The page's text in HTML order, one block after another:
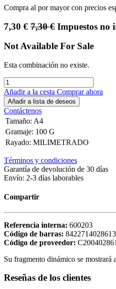
Compra al por mayor con precios
7,30 € 7,30€ Impuestos no
Not Available For Sale
Esta combinación no existe.
Añadir a la cesta Comprar ahora
Añadir a lista de deseos
Contáctenos
Tamaño: A4
Gramaje: 100 G
Rayado: MILIMETRADO
Términos y condiciones
Garantía de devolución de 30 días
Envío: 2-3 días laborables
Compartir
Referencia interna: 600203
Código de barras: 8422714028613
Código de proveedor: C200402861
Su fragmento dinámico se
Reseñas de los clientes